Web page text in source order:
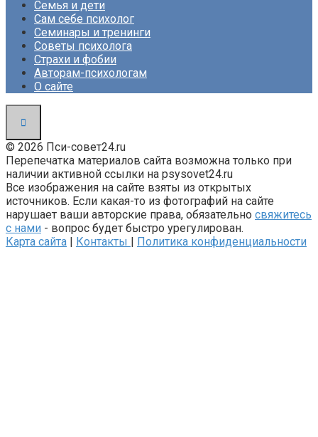
Семья и дети
Сам себе психолог
Семинары и тренинги
Советы психолога
Страхи и фобии
Авторам-психологам
О сайте
© 2026 Пси-совет24.ru
Перепечатка материалов сайта возможна только при
наличии активной ссылки на psysovet24.ru
Все изображения на сайте взяты из открытых
источников. Если какая-то из фотографий на сайте
нарушает ваши авторские права, обязательно свяжитесь
с нами - вопрос будет быстро урегулирован.
Карта сайта | Контакты | Политика конфиденциальности